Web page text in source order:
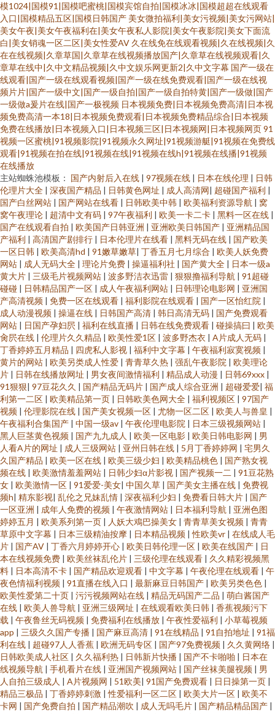
模1024|国模91|国模吧蜜桃|国模宾馆自拍|国模冰冰|国模超超在线观看
入口|国模精品五区|国模日韩国产 美女微拍福利|美女污视频|美女污网站|
美女午夜|美女午夜福利在|美女午夜私人影院|美女午夜影院|美女下面流
白|美女销魂一区二区|美女性爱AV 久在线免在线观看视频|久在线视频|久
在在线视频|久章草国|久章草在线视频播放国产|久章草在线视频观看|久
章草在线中|久中文精品视频|久中文娱乐网更新2|久中文字幕 国产一级在
线观看|国产一级在线观看视频|国产一级在线免费观看|国产一级在线视
频片片|国产一级中文|国产一级自拍|国产一级自拍特黄|国产一级做|国产
一级做a爰片在线|国产一极视频 日本视频免费|日本视频免费高清|日本视
频免费高清一本18|日本视频免费观看|日本视频免费精品综合|日本视频
免费在线播放|日本视频入口|日本视频三区|日本视频网|日本视频网页91
视频一区蜜桃|91视频影院|91视频永久网址|91视频游艇|91视频在免费线
观看|91视频在拍在线|91视频在线|91视频在线h|91视频在线播|91视频
在线播放
主站蜘蛛池模板： 国产内射后入在线 | 97视频在线 | 日本在线伦理 | 日韩
伦理片大全 | 深夜国产精品 | 日韩黄色网址 | 成人高清网| 超碰国产福利 |
国产白丝网站 | 国产网站在线看 | 日韩欧美中韩 | 欧美福利资源导航 | 窝
窝午夜理论 | 超清中文有码 | 97午夜福利 | 欧美一卡二卡 | 黑料一区在线 |
国产在线观看自拍 | 欧美国产日韩亚洲 | 亚洲欧美日韩国产 | 亚洲精品国
产福利 | 高清国产剧排行 | 日本伦理片在线看 | 黑料无码在线 | 国产欧美
一区日韩 | 欧美高清hd | 91嫩草嫩草| 丁香五月七月综合 | 欧美人妖免费
网站 | 成人无码大全 | 理论片免费 | 操逼福利社 | 国产黄大全 | 日本一级a
黄大片 | 三级毛片视频网站 | 波多野洁衣迅雷 | 狠狠撸福利导航 | 91超碰
碰碰 | 日韩精品国产一区 | 成人午夜福利网站 | 日韩理论电影网 | 亚洲国
产高清视频 | 免费一区在线观看 | 福利影院在线观看 | 国产一区怡红院 |
成人动漫视频 | 操逼在线 | 日韩国产高清 | 韩日高清无码 | 国产免费观看
网站 | 日国产孕妇屄 | 福利在线直播 | 日韩在线免费观看 | 碰操搞曰 | 欧美
肏屄在线 | 伦理片久久精品 | 欧美性爱1区 | 波多野杰衣 | A片成人无码 |
丁香婷婷五月精品 | 四虎私人影视 | 福利中文字幕 | 午夜福利寂寞视频 |
黄片的网站 | 欧美另类成人性爱 | 青青草久热 | 强乱午夜影院 | 欧美理论
片 | 日韩在线播放网址 | 男女夜间激情福利 | 精品成人动漫 | 日韩69xxx |
91狠狠| 97豆花久久 | 国产精品无码片 | 国产成人综合亚洲 | 超碰爱爱| 福
利第一二区 | 欧美精品第一页 | 日韩欧美色网大全 | 福利视频区 | 97国产
视频 | 伦理影院在线 | 国产美女视频一区 | 尤物一区二区 | 欧美人与兽皇 |
午夜福利合集国产 | 中国一级av | 午夜伦理电影院 | 日本三级视频网站 |
黑人巨茎黄色视频 | 国产九九成人 | 欧美一区电影 | 欧美日韩电影网 | 男
人看A片的网址 | 成人三级网站 | 亚州日韩在线 | 5月丁香婷婷网 | 宅男久
久国产精品 | 欧美一区在线 | 欧美三级少妇 | 欧美精品桃色 | 国产熟女视
频在线 | 欧美激情羞羞网站 | 日韩少妇α片影视 | 国产视频一二 | 91豆花熟
女 | 欧美激情一区 | 91爱爱-美女| 中国久草 | 国产美女主播在线 | 免费视
频h| 精东影视| 乱伦之兄妹乱情 | 深夜福利少妇 | 免费看日韩大片 | 国产
一区亚洲 | 成年人免费的视频 | 午夜激情网站 | 日本福利导航 | 亚洲色图
婷婷五月 | 欧美系列第一页 | 人妖大鳮巴操美女 | 青青草美女视频 | 青青
草原中文字幕 | 日本三级精油按摩 | 日本精品视频 |性欧美vr | 在线成人毛
片 | 国产AV | 丁香六月婷婷开心 | 欧美日韩伦理一区 | 欧美在线国产 | 日
本在线视频免费 | 欧美丝袜乱伦片 | 三级伦理在线观看 | 久久精彩视频黑
料 | 日本高清不卡 | 国产精品欢迎观看 | 中文字幕 | 午夜伦理在线观看 | 午
夜色情福利视频 | 91直播在线入口 | 最新麻豆日韩国产 | 欧美另类色色 |
欧美性爱第二十页 | 污污视频网站在线 | 精品无码国产二品 | 萌白酱国产
在线 | 欧美人兽导航 | 亚洲三级网址 | 在线观看欧美日韩 | 香蕉视频污下
载 | 午夜鲁丝无码视频 | 免费福利在线播放 | 午夜性爱福利 | 小草莓视频
app | 三级久久国产专播 | 国产麻豆高清 | 91在线精品 | 91自拍地址 | 91福
利在线 | 超碰97人人香蕉 | 欧洲无码专区 | 国产97免费视频 | 久久黄网络 |
日韩欧美成人社区 | 久久福利热 | 日韩新片快播 | 国产不卡啪啪 | 日本在
线视频导航 | 手机看片在线 | 亚洲国产视频网站 | 国产丝袜美腿视频 | 男
人自拍三级成人 | A片视频网 | 51欧美| 91国产免费观看 | 日日操第一页 |
精品三极品 | 丁香婷婷刺激 |性爱福利一区二区 | 欧美大片一区 | 欧美不
卡网 | 国产免费自拍 | 国产精品潮吹 | 成人无吗毛片 | 国产精品精品国产 |